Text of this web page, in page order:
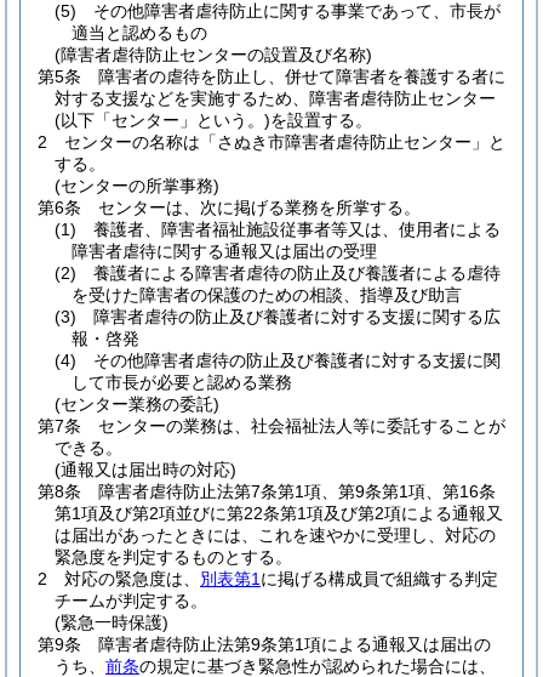
(5)
その他障害者虐待防止に関する事業であって、市長が
適当と認めるもの
(障害者虐待防止センターの設置及び名称)
第5条
障害者の虐待を防止し、併せて障害者を養護する者に
対する支援などを実施するため、障害者虐待防止センター
(以下「センター」という。)を設置する。
2
センターの名称は「さぬき市障害者虐待防止センター」と
する。
(センターの所掌事務)
第6条
センターは、次に掲げる業務を所掌する。
(1)
養護者、障害者福祉施設従事者等又は、使用者による
障害者虐待に関する通報又は届出の受理
(2)
養護者による障害者虐待の防止及び養護者による虐待
を受けた障害者の保護のための相談、指導及び助言
(3)
障害者虐待の防止及び養護者に対する支援に関する広
報・啓発
(4)
その他障害者虐待の防止及び養護者に対する支援に関
して市長が必要と認める業務
(センター業務の委託)
第7条
センターの業務は、社会福祉法人等に委託することが
できる。
(通報又は届出時の対応)
第8条
障害者虐待防止法第7条第1項、第9条第1項、第16条
第1項及び第2項並びに第22条第1項及び第2項による通報又
は届出があったときには、これを速やかに受理し、対応の
緊急度を判定するものとする。
2
対応の緊急度は、 別表第1 に掲げる構成員で組織する判定
チームが判定する。
(緊急一時保護)
第9条
障害者虐待防止法第9条第1項による通報又は届出の
うち、 前条の規定に基づき緊急性が認められた場合には、